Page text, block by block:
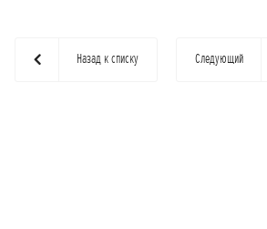
Назад к списку Следующий